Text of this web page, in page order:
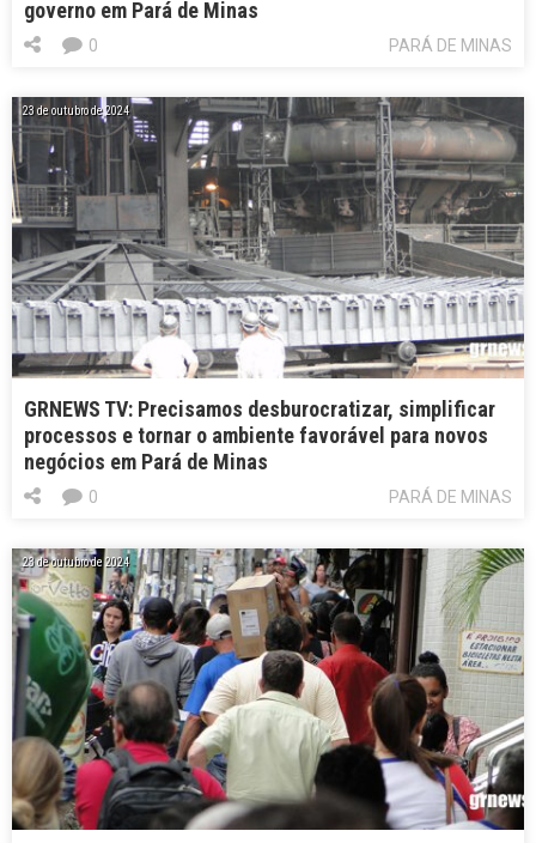
governo em Pará de Minas
PARÁ DE MINAS
0
23 de outubro de 2024
GRNEWS TV: Precisamos desburocratizar, simplificar
processos e tornar o ambiente favorável para novos
negócios em Pará de Minas
PARÁ DE MINAS
0
23 de outubro de 2024